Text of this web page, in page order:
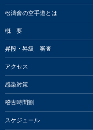
松濤會の空手道とは
概 要
昇段・昇級 審査
アクセス
感染対策
稽古時間割
スケジュール